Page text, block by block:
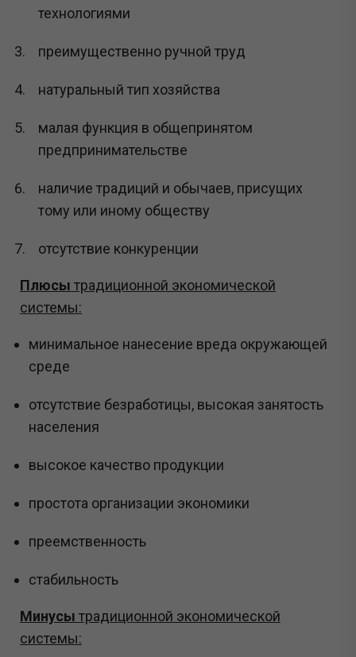
технологиями
преимущественно ручной труд
натуральный тип хозяйства
малая функция в общепринятом
предпринимательстве
наличие традиций и обычаев, присущих
тому или иному обществу
отсутствие конкуренции
Плюсы традиционной экономической
системы:
минимальное нанесение вреда окружающей
среде
отсутствие безработицы, высокая занятость
населения
высокое качество продукции
простота организации экономики
преемственность
стабильность
Минусы традиционной экономической
системы: